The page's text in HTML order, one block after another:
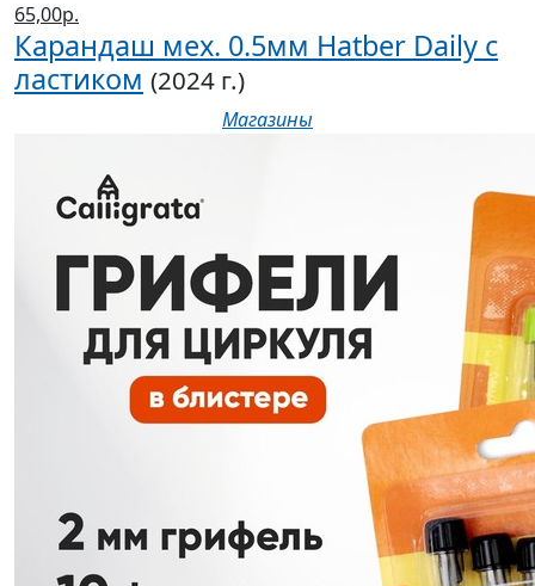
65,00р.
Карандаш мех. 0.5мм Hatber Daily с
ластиком (2024 г.)
Магазины